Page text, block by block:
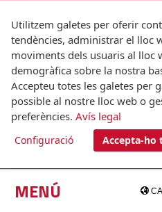
MENÚ CA
SEGUEIX-NOS
© Universitat
T.(+34) 93
Utilitzem galetes per oferir
tendències, administrar el lloc
moviments dels usuaris al lloc
demogràfica sobre la nostra
Accepteu totes les galetes per
possible al nostre lloc web o
preferències. Avís legal
Configuració Accepta-ho